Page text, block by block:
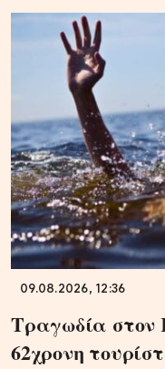
09.08.2026, 12:36
Τραγωδία στον
62χρονη